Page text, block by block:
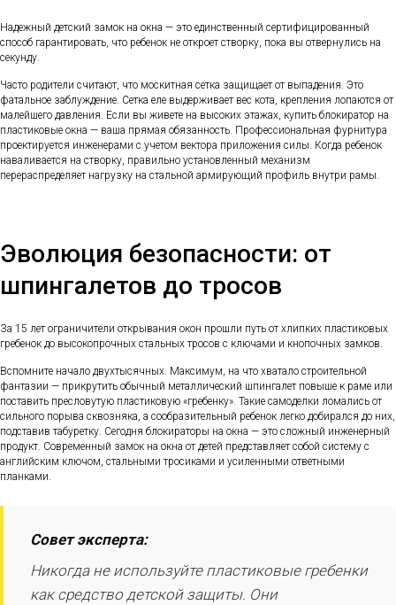
Надежный детский замок на окна — это единственный сертифицированный
способ гарантировать, что ребенок не откроет створку, пока вы отвернулись на
секунду.
Часто родители считают, что москитная сетка защищает от выпадения. Это
фатальное заблуждение. Сетка еле выдерживает вес кота, крепления лопаются от
малейшего давления. Если вы живете на высоких этажах, купить блокиратор на
пластиковые окна — ваша прямая обязанность. Профессиональная фурнитура
проектируется инженерами с учетом вектора приложения силы. Когда ребенок
наваливается на створку, правильно установленный механизм
перераспределяет нагрузку на стальной армирующий профиль внутри рамы.
Эволюция безопасности: от
шпингалетов до тросов
За 15 лет ограничители открывания окон прошли путь от хлипких пластиковых
гребенок до высокопрочных стальных тросов с ключами и кнопочных замков.
Вспомните начало двухтысячных. Максимум, на что хватало строительной
фантазии — прикрутить обычный металлический шпингалет повыше к раме или
поставить пресловутую пластиковую «гребенку». Такие самоделки ломались от
сильного порыва сквозняка, а сообразительный ребенок легко добирался до них,
подставив табуретку. Сегодня блокираторы на окна — это сложный инженерный
продукт. Современный замок на окна от детей представляет собой систему с
английским ключом, стальными тросиками и усиленными ответными
планками.
Совет эксперта:
Никогда не используйте пластиковые гребенки
как средство детской защиты. Они